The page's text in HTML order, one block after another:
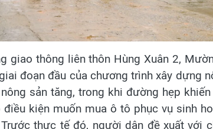
giao thông liên thôn Hùng Xuân 2,
đoạn đầu của chương trình xây dựng
sản tăng, trong khi đường hẹp
điều kiện muốn mua ô tô phục vụ sinh
thực tế đó, người dân đề xuất với